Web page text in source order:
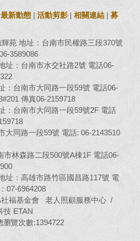
最新動態 | 活動剪影 | 相關連結 | 募
苑 地址：台南市民權路三段370號
3589086
址：台南市水交社路2號 電話06-
：台南市大同路一段59號 電話06-
傳真06-2159718
：台南市大同路一段59號2F 電話
大同路一段59號 電話: 06-2143510
市林森路二段500號A棟1F 電話06-
址：高雄市路竹區國昌路117號 電
07-6964208
福基金會 老人照顧服務中心 /
技 ETAN
覽次數:1394722